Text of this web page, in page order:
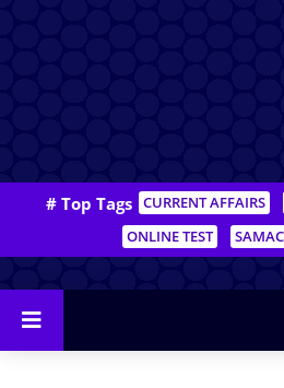
# Top Tags CURRENT AFFAIRS
ONLINE TEST